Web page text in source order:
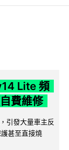
Lite 頻
費維修
引發大量車主反
甚至直接燒